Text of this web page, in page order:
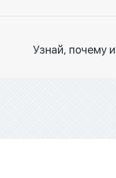
Узнай, почему